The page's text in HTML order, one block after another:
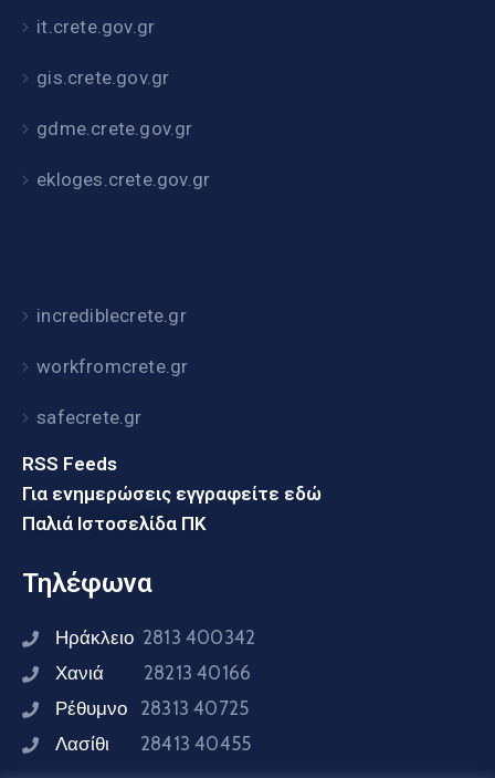
it.crete.gov.gr
gis.crete.gov.gr
gdme.crete.gov.gr
ekloges.crete.gov.gr
incrediblecrete.gr
workfromcrete.gr
safecrete.gr
RSS Feeds
Για ενημερώσεις εγγραφείτε εδώ
Παλιά Ιστοσελίδα ΠΚ
Τηλέφωνα
Ηράκλειο 2813 400342
Χανιά 28213 40166
Ρέθυμνο 28313 40725
Λασίθι 28413 40455